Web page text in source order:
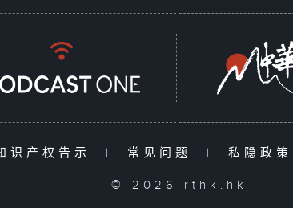
识产权告示 | 常见问题 | 私隐政策
© 2026 rthk.hk